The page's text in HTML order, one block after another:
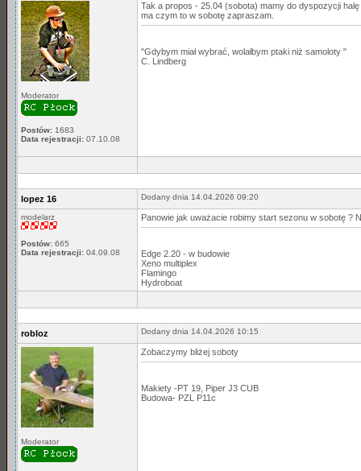
Moderator
Postów: 1683
Data rejestracji: 07.10.08
Tak a propos - 25.04 (sobota) mamy do dyspozycji
ma czym to w sobotę zapraszam.
"Gdybym miał wybrać, wolałbym ptaki niż samoloty "
C. Lindberg
lopez 16 Dodany dnia 14.04.2026 09:20
modelarz
Postów: 665
Data rejestracji: 04.09.08
Panowie jak uważacie robimy start sezonu w sobotę ?
Edge 2.20 - w budowie
Xeno multiplex
Flamingo
Hydroboat
robloz Dodany dnia 14.04.2026 10:15
Moderator
Zobaczymy bliżej soboty
Makiety -PT 19, Piper J3 CUB
Budowa- PZL P11c